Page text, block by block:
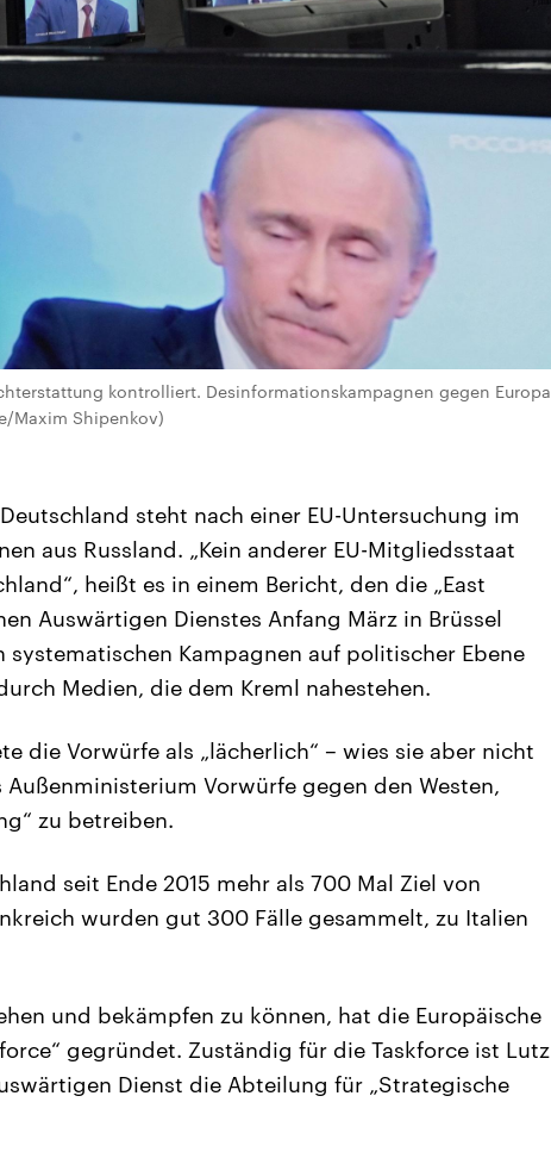
kontrolliert. Desinformationskampagnen gegen Europa
Maxim Shipenkov)
steht nach einer EU-Untersuchung im
aus Russland. „Kein anderer EU-Mitgliedsstaat
heißt es in einem Bericht, den die „East
Auswärtigen Dienstes Anfang März in Brüssel
Kampagnen auf politischer Ebene
Medien, die dem Kreml nahestehen.
die Vorwürfe als „lächerlich“ – wies sie aber nicht
Vorwürfe gegen den Westen,
zu betreiben.
seit Ende 2015 mehr als 700 Mal Ziel von
wurden gut 300 Fälle gesammelt, zu Italien
und bekämpfen zu können, hat die Europäische
gegründet. Zuständig für die Taskforce ist Lutz
Dienst die Abteilung für „Strategische